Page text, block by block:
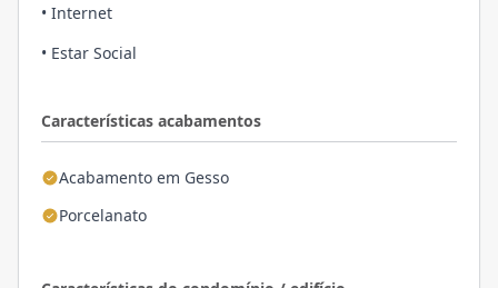
Características acabamentos
Acabamento em Gesso
Porcelanato
• Internet
• Estar Social